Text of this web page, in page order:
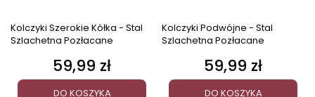
Kolczyki Szerokie Kółka - Stal
Szlachetna Pozłacane
Cena
59,99 zł
DO KOSZYKA
Kolczyki Podwójne - Stal
Szlachetna Pozłacane
Cena
59,99 zł
DO KOSZYKA